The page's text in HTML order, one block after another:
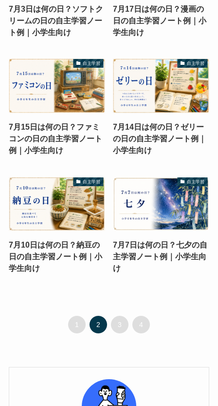
7月3日は何の日？ソフトク
リームの日の自主学習ノー
ト例｜小学生向け
7月17日は何の日？漫画の
日の自主学習ノート例｜小
学生向け
自主学習
7月15日は何の日？ファミ
コンの日の自主学習ノート
例｜小学生向け
自主学習
7月14日は何の日？ゼリー
の日の自主学習ノート例｜
小学生向け
自主学習
7月10日は何の日？納豆の
日の自主学習ノート例｜小
学生向け
自主学習
7月7日は何の日？七夕の自
主学習ノート例｜小学生向
け
1 2 3 4